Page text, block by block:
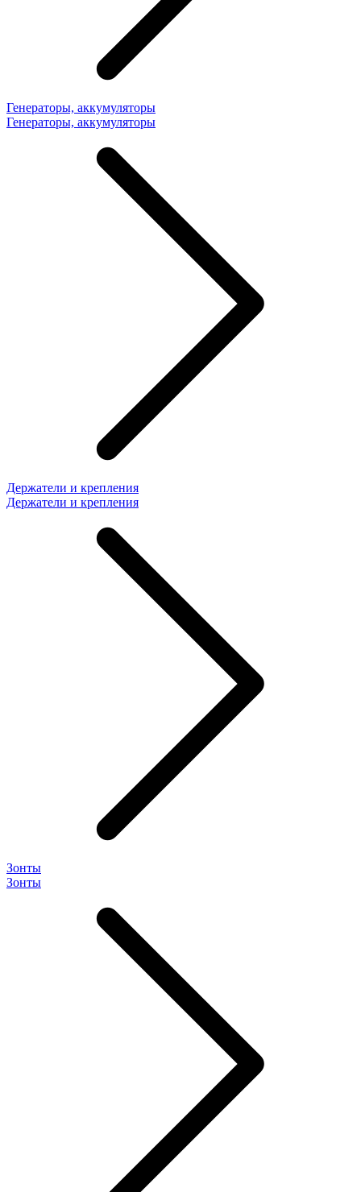
Генераторы, аккумуляторы
Генераторы, аккумуляторы
Держатели и крепления
Держатели и крепления
Зонты
Зонты